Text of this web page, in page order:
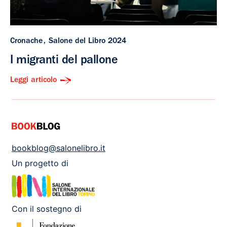
Cronache Salone del Libro 2024
I migranti del pallone
Leggi articolo
bookblog@salonelibro.it
Un progetto di
Con il sostegno di